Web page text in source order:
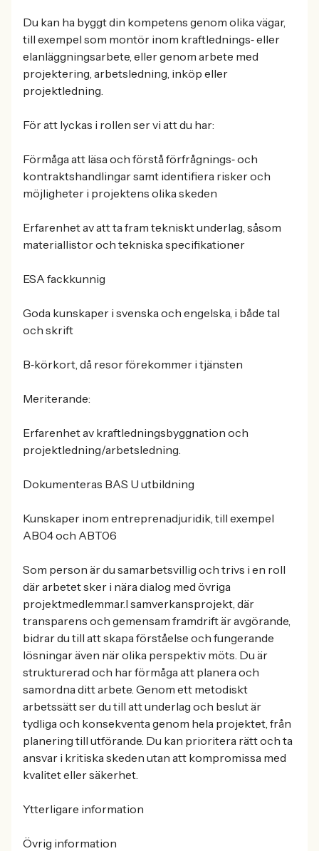
Du kan ha byggt din kompetens genom olika vägar,
till exempel som montör inom kraftlednings‑ eller
elanläggningsarbete, eller genom arbete med
projektering, arbetsledning, inköp eller
projektledning.
För att lyckas i rollen ser vi att du har:
Förmåga att läsa och förstå förfrågnings‑ och
kontraktshandlingar samt identifiera risker och
möjligheter i projektens olika skeden
Erfarenhet av att ta fram tekniskt underlag, såsom
materiallistor och tekniska specifikationer
ESA fackkunnig
Goda kunskaper i svenska och engelska, i både tal
och skrift
B‑körkort, då resor förekommer i tjänsten
Meriterande:
Erfarenhet av kraftledningsbyggnation och
projektledning/arbetsledning.
Dokumenteras BAS U utbildning
Kunskaper inom entreprenadjuridik, till exempel
AB04 och ABT06
Som person är du samarbetsvillig och trivs i en roll
där arbetet sker i nära dialog med övriga
projektmedlemmar.I samverkansprojekt, där
transparens och gemensam framdrift är avgörande,
bidrar du till att skapa förståelse och fungerande
lösningar även när olika perspektiv möts. Du är
strukturerad och har förmåga att planera och
samordna ditt arbete. Genom ett metodiskt
arbetssätt ser du till att underlag och beslut är
tydliga och konsekventa genom hela projektet, från
planering till utförande. Du kan prioritera rätt och ta
ansvar i kritiska skeden utan att kompromissa med
kvalitet eller säkerhet.
Ytterligare information
Övrig information